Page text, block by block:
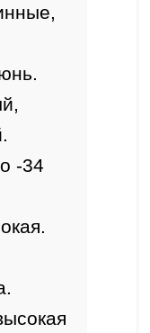
-34